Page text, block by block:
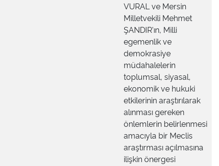
VURAL ve Mersin
Milletvekili Mehmet
ŞANDIR'ın, Milli
egemenlik ve
demokrasiye
müdahalelerin
toplumsal, siyasal,
ekonomik ve hukuki
etkilerinin araştırılarak
alınması gereken
önlemlerin belirlenmesi
amacıyla bir Meclis
araştırması açılmasına
ilişkin önergesi